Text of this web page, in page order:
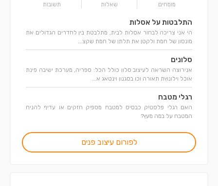
מומחים שאלות תשובות
התלבטות על אסלות
הי אני צריכה לבחור אסלות לבית, מתלבטת בין לחדרים הגדולים את
מונסון של חמת ולקטן את תלתן של חמת שקצ...
סלונים
אנירוצה השראה לעיצוב סלון כולל הכל: ספריה, מערכת ישיבה פינת
אוכל וילונוץת תאורה וכו בסגנון וינטאג א...
רגלי מטבח
האם רגלי פלסטיק כבסיס למטבח מספיק חזקים או עדיף להניח
המטבח על במה מעץ?
לפורום עיצוב פנים